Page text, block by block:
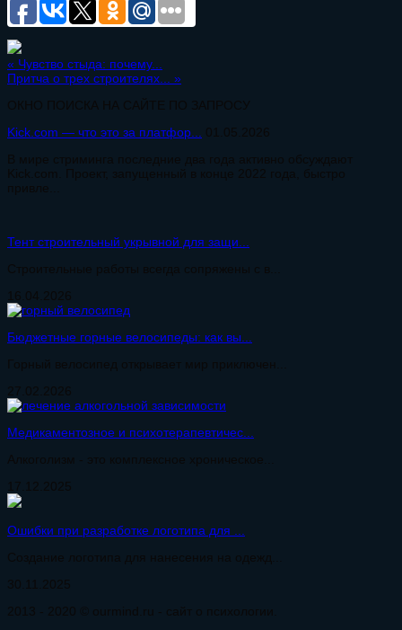
« Чувство стыда: почему...
Притча о трех строителях... »
ОКНО ПОИСКА НА САЙТЕ ПО ЗАПРОСУ
Kick.com — что это за платфор...
01.05.2026
В мире стриминга последние два года активно обсуждают
Kick.com. Проект, запущенный в конце 2022 года, быстро
привле...
Тент строительный укрывной для защи...
Строительные работы всегда сопряжены с в...
16.04.2026
Бюджетные горные велосипеды: как вы...
Горный велосипед открывает мир приключен...
27.02.2026
Медикаментозное и психотерапевтичес...
Алкоголизм - это комплексное хроническое...
17.12.2025
Ошибки при разработке логотипа для ...
Создание логотипа для нанесения на одежд...
30.11.2025
2013 - 2020 © ourmind.ru - сайт о психологии.